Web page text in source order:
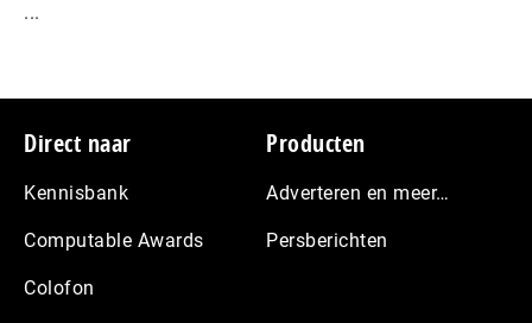
...
Footer
Direct naar
Kennisbank
Computable Awards
Colofon
Producten
Adverteren en meer…
Persberichten